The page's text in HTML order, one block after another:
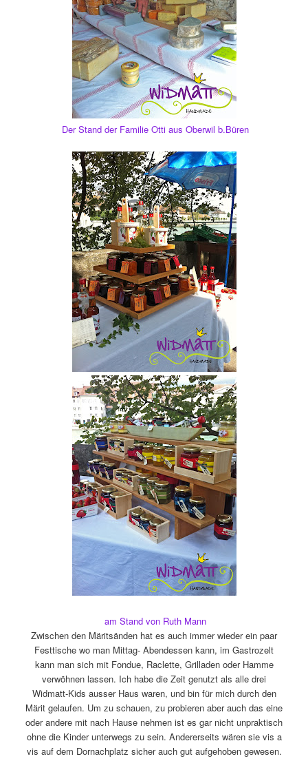
Der Stand der Familie Otti aus Oberwil b.Büren
am Stand von Ruth Mann
Zwischen den Märitsänden hat es auch immer wieder ein paar
Festtische wo man Mittag- Abendessen kann, im Gastrozelt
kann man sich mit Fondue, Raclette, Grilladen oder Hamme
verwöhnen lassen. Ich habe die Zeit genutzt als alle drei
Widmatt-Kids ausser Haus waren, und bin für mich durch den
Märit gelaufen. Um zu schauen, zu probieren aber auch das eine
oder andere mit nach Hause nehmen ist es gar nicht unpraktisch
ohne die Kinder unterwegs zu sein. Andererseits wären sie vis a
vis auf dem Dornachplatz sicher auch gut aufgehoben gewesen.